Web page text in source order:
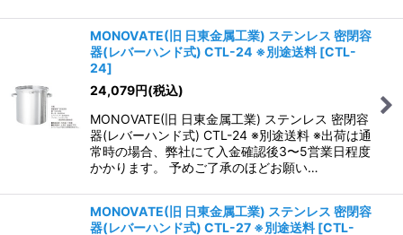
MONOVATE(旧 日東金属工業) ステンレス 密閉容
器(レバーハンド式) CTL-24 ※別途送料 [CTL-
24]
24,079円(税込)
MONOVATE(旧 日東金属工業) ステンレス 密閉容
器(レバーハンド式) CTL-24 ※別途送料 ※出荷は通
常時の場合、弊社にて入金確認後3〜5営業日程度
かかります。 予めご了承のほどお願い…
MONOVATE(旧 日東金属工業) ステンレス 密閉容
器(レバーハンド式) CTL-27 ※別途送料 [CTL-